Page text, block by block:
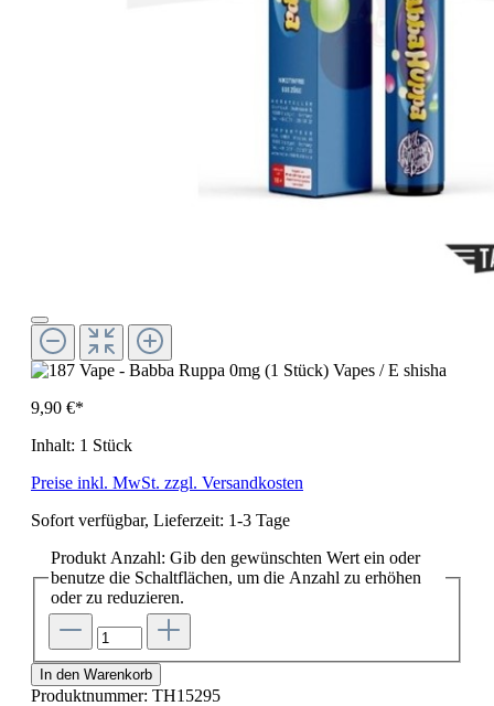
9,90 €*
Inhalt: 1 Stück
Preise inkl. MwSt. zzgl. Versandkosten
Sofort verfügbar, Lieferzeit: 1-3 Tage
Produkt Anzahl: Gib den gewünschten Wert ein oder
benutze die Schaltflächen, um die Anzahl zu erhöhen
oder zu reduzieren.
In den Warenkorb
Produktnummer: TH15295